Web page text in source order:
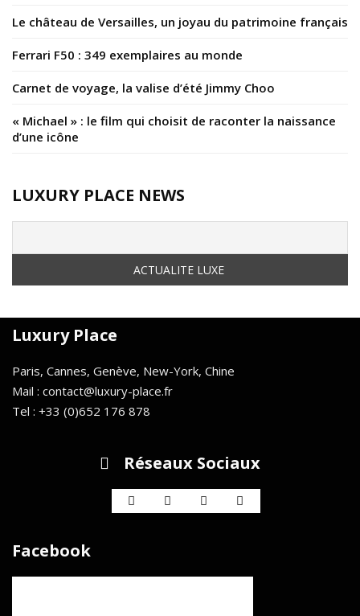
Le château de Versailles, un joyau du patrimoine français
Ferrari F50 : 349 exemplaires au monde
Carnet de voyage, la valise d’été Jimmy Choo
« Michael » : le film qui choisit de raconter la naissance
d’une icône
LUXURY PLACE NEWS
Luxury Place
Paris, Cannes, Genève, New-York, Chine
Mail : contact@luxury-place.fr
Tel : +33 (0)652 176 878
Réseaux Sociaux
Facebook